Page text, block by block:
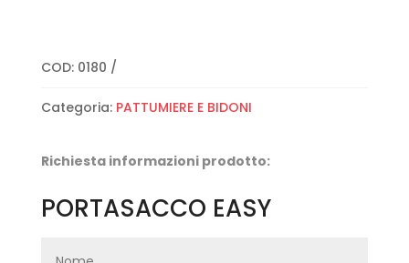
COD: 0180
Categoria: PATTUMIERE E BIDONI
Richiesta informazioni prodotto:
PORTASACCO EASY